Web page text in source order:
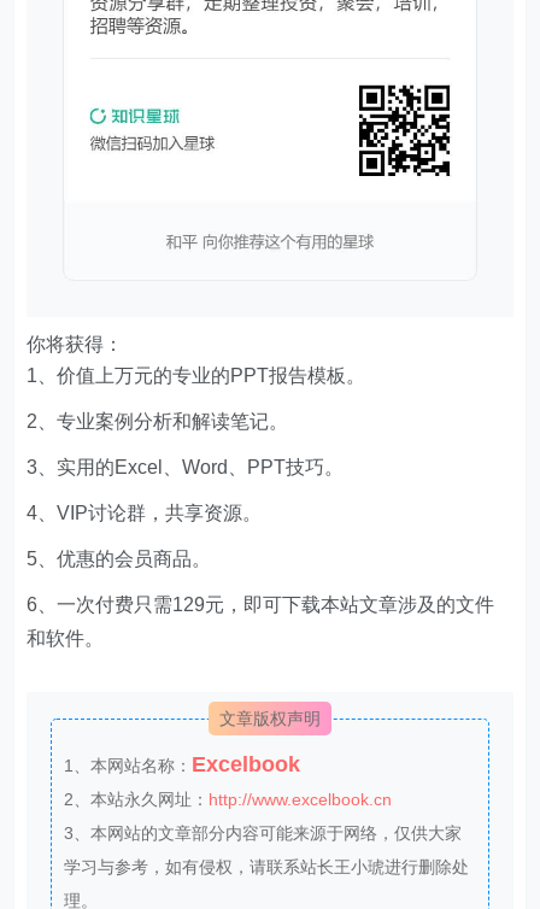
你将获得：
1、价值上万元的专业的PPT报告模板。
2、专业案例分析和解读笔记。
3、实用的Excel、Word、PPT技巧。
4、VIP讨论群，共享资源。
5、优惠的会员商品。
6、一次付费只需129元，即可下载本站文章涉及的文件
和软件。
文章版权声明
1、本网站名称： Excelbook
2、本站永久网址： http://www.excelbook.cn
3、本网站的文章部分内容可能来源于网络，仅供大家
学习与参考，如有侵权，请联系站长王小琥进行删除处
理。